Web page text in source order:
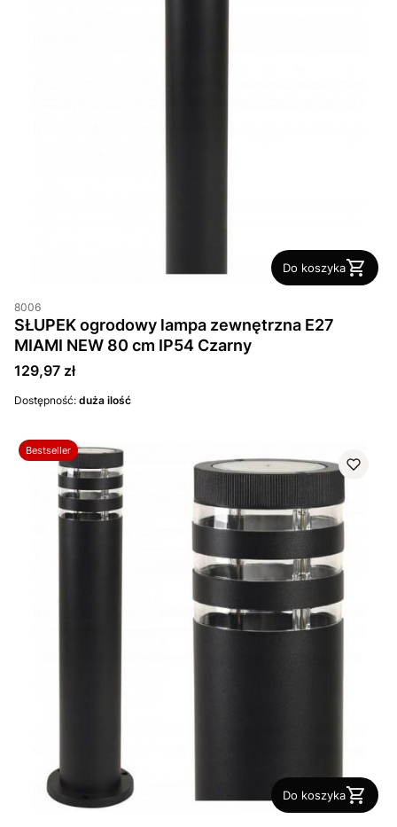
Do koszyka
8006
SŁUPEK ogrodowy lampa zewnętrzna E27
MIAMI NEW 80 cm IP54 Czarny
Cena
129,97 zł
Dostępność: duża ilość
Bestseller
Do koszyka